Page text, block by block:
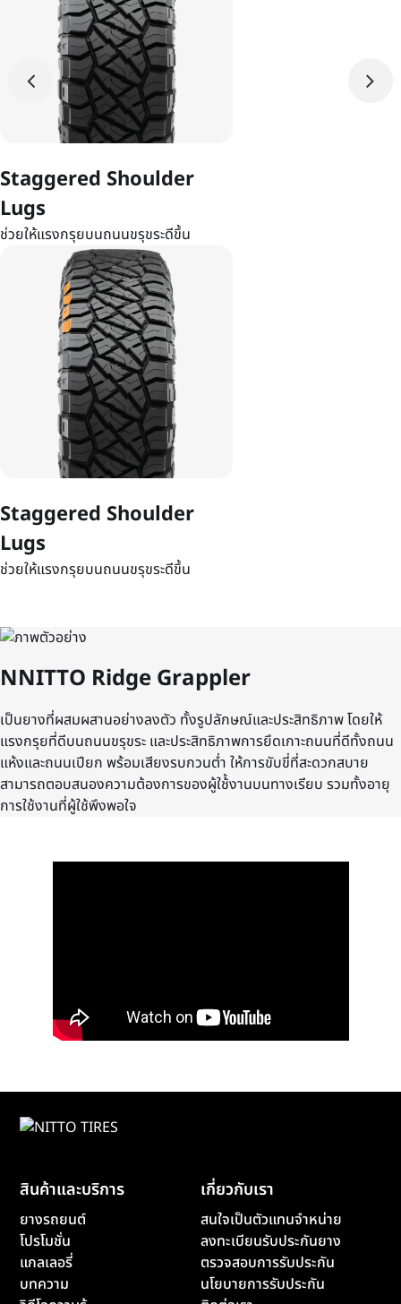
Staggered Shoulder
Lugs
ช่วยให้แรงกรุยบนถนนขรุขระดีขึ้น
Staggered Shoulder
Lugs
ช่วยให้แรงกรุยบนถนนขรุขระดีขึ้น
NNITTO Ridge Grappler
เป็นยางที่ผสมผสานอย่างลงตัว ทั้งรูปลักษณ์และประสิทธิภาพ โดยให้
แรงกรุยที่ดีบนถนนขรุขระ และประสิทธิภาพการยึดเกาะถนนที่ดีทั้งถนน
แห้งและถนนเปียก พร้อมเสียงรบกวนต่ำ ให้การขับขี่ที่สะดวกสบาย
สามารถตอบสนองความต้องการของผู้ใช้้งานบนทางเรียบ รวมทั้งอายุ
การใช้งานที่ผู้ใช้พึงพอใจ
สินค้าและบริการ
ยางรถยนต์
โปรโมชั่น
แกลเลอรี่
บทความ
เกี่ยวกับเรา
สนใจเป็นตัวแทนจำหน่าย
ลงทะเบียนรับประกันยาง
ตรวจสอบการรับประกัน
นโยบายการรับประกัน